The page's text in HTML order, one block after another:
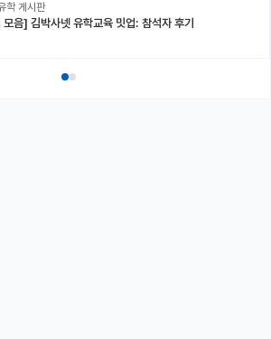
학 게시판
모음] 김박사넷 유학교육 밋업: 참석자 후기